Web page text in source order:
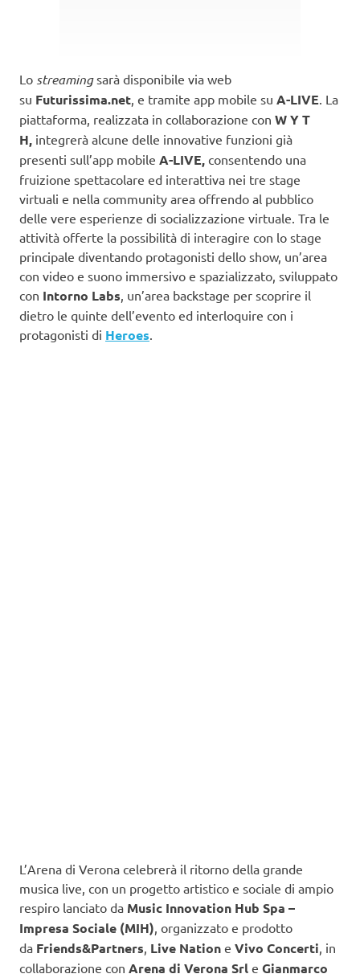
Lo streamingsarà disponibile via web
su Futurissima.net , e tramite app mobile su A-LIVE . La
piattaforma, realizzata in collaborazione con W Y T
H, integrerà alcune delle innovative funzioni già
presenti sull’app mobile A-LIVE, consentendo una
fruizione spettacolare ed interattiva nei tre stage
virtuali e nella community area offrendo al pubblico
delle vere esperienze di socializzazione virtuale. Tra le
attività offerte la possibilità di interagire con lo stage
principale diventando protagonisti dello show, un’area
con video e suono immersivo e spazializzato, sviluppato
con Intorno Labs , un’area backstage per scoprire il
dietro le quinte dell’evento ed interloquire con i
protagonisti di Heroes
L’Arena di Verona celebrerà il ritorno della grande
musica live, con un progetto artistico e sociale di ampio
respiro lanciato da Music Innovation Hub Spa –
Impresa Sociale (MIH) , organizzato e prodotto
da Friends&Partners Live Nation e Vivo Concerti , in
collaborazione con Arena di Verona Srl e Gianmarco